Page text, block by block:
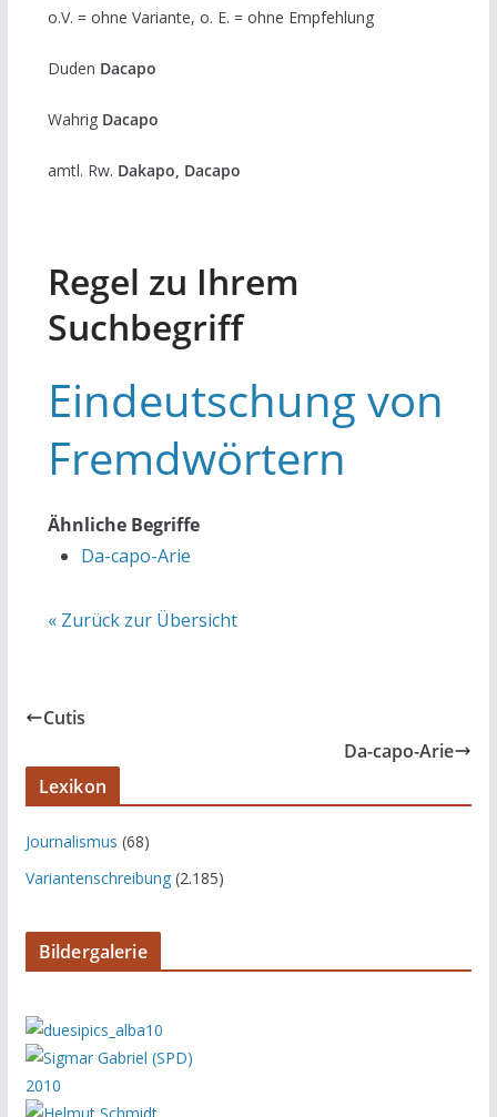
o.V. = ohne Variante, o. E. = ohne Empfehlung
Duden Dacapo
Wahrig Dacapo
amtl. Rw. Dakapo, Dacapo
Regel zu Ihrem
Suchbegriff
Eindeutschung von
Fremdwörtern
Ähnliche Begriffe
Da-capo-Arie
« Zurück zur Übersicht
Cutis
Da-capo-Arie
Lexikon
Journalismus (68)
Variantenschreibung(2.185)
Bildergalerie